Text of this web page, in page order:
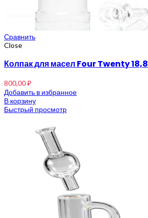
Сравнить
Close
Колпак для масел Four Twenty 18,8
800,00₽
Добавить в избранное
В корзину
Быстрый просмотр